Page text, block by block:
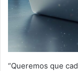
“Queremos que